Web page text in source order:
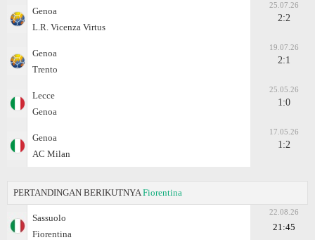
Genoa
L.R. Vicenza Virtus
25.07.26
2:2
Genoa
Trento
19.07.26
2:1
Lecce
Genoa
25.05.26
1:0
Genoa
AC Milan
17.05.26
1:2
PERTANDINGAN BERIKUTNYA Fiorentina
Sassuolo
Fiorentina
22.08.26
21:45